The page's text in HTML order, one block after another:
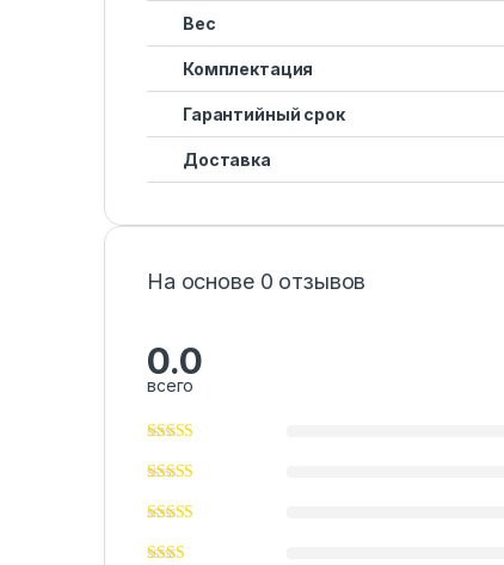
Вес
Комплектация
Гарантийный срок
Доставка
На основе 0 отзывов
0.0
всего